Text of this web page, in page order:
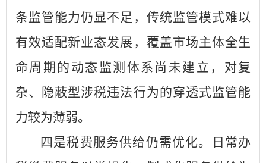
条监管能力仍显不足，传统监管模式难以
有效适配新业态发展，覆盖市场主体全生
命周期的动态监测体系尚未建立，对复
杂、隐蔽型涉税违法行为的穿透式监管能
力较为薄弱。
四是税费服务供给仍需优化。日常办